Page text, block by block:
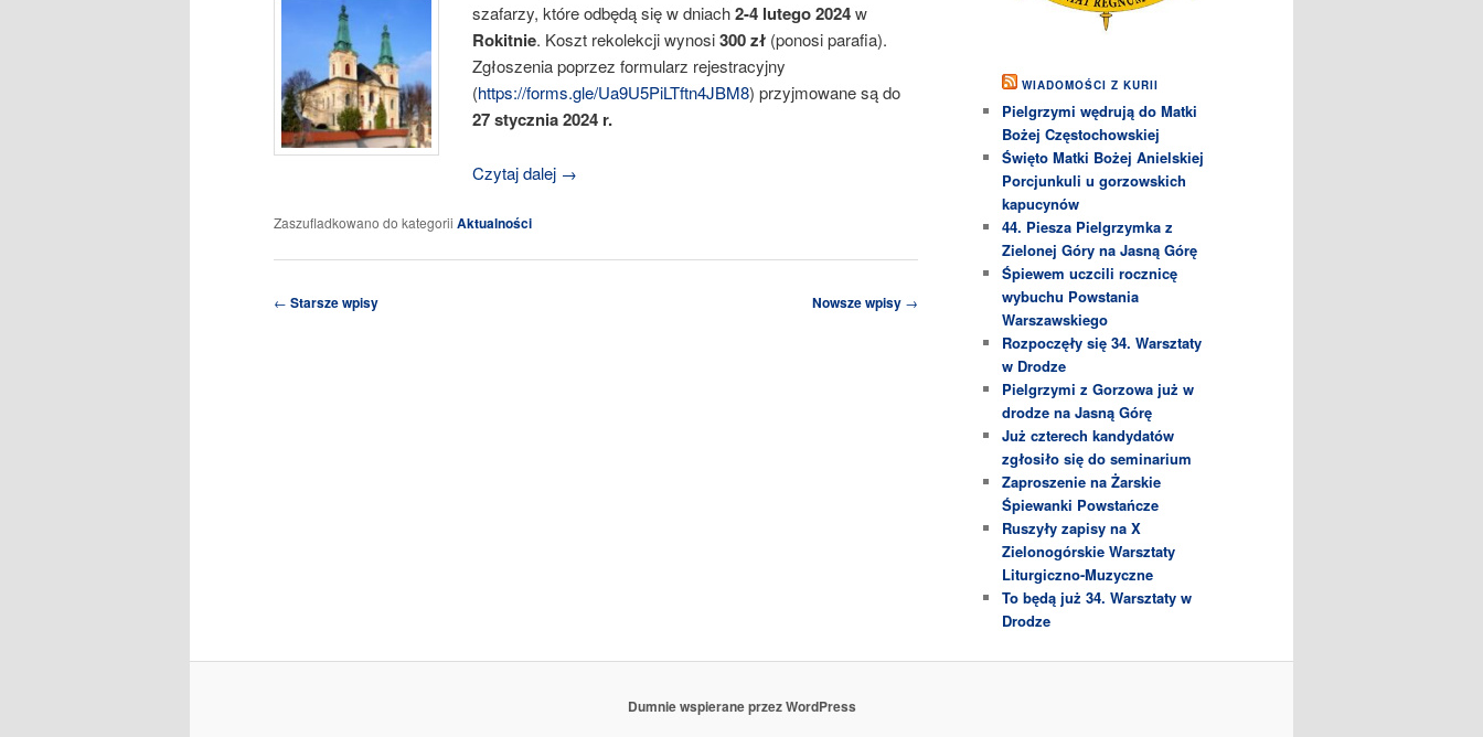
szafarzy, które odbędą się w dniach2-4 lutego 2024w
Rokitnie. Koszt rekolekcji wynosi300 zł (ponosi parafia).
Zgłoszenia poprzez formularz rejestracyjny
(https://forms.gle/Ua9U5PiLTftn4JBM8) przyjmowane są do
27 stycznia 2024 r.
Czytaj dalej →
Zaszufladkowano do kategorii Aktualności
Nawigacja
← Starsze wpisy Nowsze wpisy →
WIADOMOŚCI Z KURII
Pielgrzymi wędrują do Matki
Bożej Częstochowskiej
Święto Matki Bożej Anielskiej
Porcjunkuli u gorzowskich
kapucynów
44. Piesza Pielgrzymka z
Zielonej Góry na Jasną Górę
Śpiewem uczcili rocznicę
wybuchu Powstania
Warszawskiego
Rozpoczęły się 34. Warsztaty
w Drodze
Pielgrzymi z Gorzowa już w
drodze na Jasną Górę
Już czterech kandydatów
zgłosiło się do seminarium
Zaproszenie na Żarskie
Śpiewanki Powstańcze
Ruszyły zapisy na X
Zielonogórskie Warsztaty
Liturgiczno-Muzyczne
To będą już 34. Warsztaty w
Drodze
Dumnie wspierane przez WordPress